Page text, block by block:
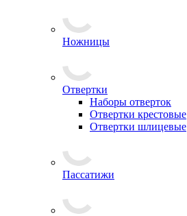
Ножницы
Отвертки
Наборы отверток
Отвертки крестовые
Отвертки шлицевые
Пассатижи